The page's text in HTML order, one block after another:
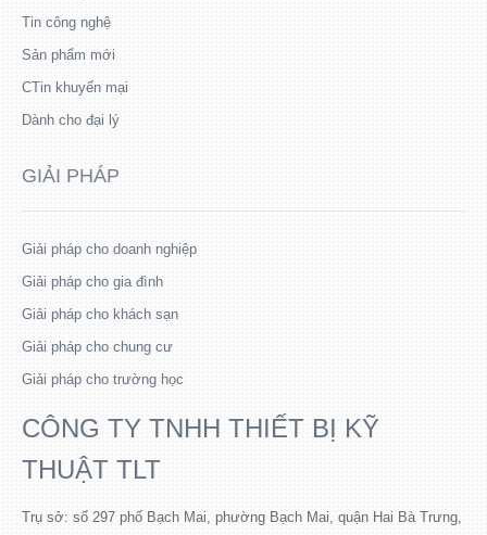
Tin công nghệ
Sản phẩm mới
CTin khuyến mại
Dành cho đại lý
GIẢI PHÁP
Giải pháp cho doanh nghiệp
Giải pháp cho gia đình
Giải pháp cho khách sạn
Giải pháp cho chung cư
Giải pháp cho trường học
CÔNG TY TNHH THIẾT BỊ KỸ
THUẬT TLT
Trụ sở: số 297 phố Bạch Mai, phường Bạch Mai, quận Hai Bà Trưng,